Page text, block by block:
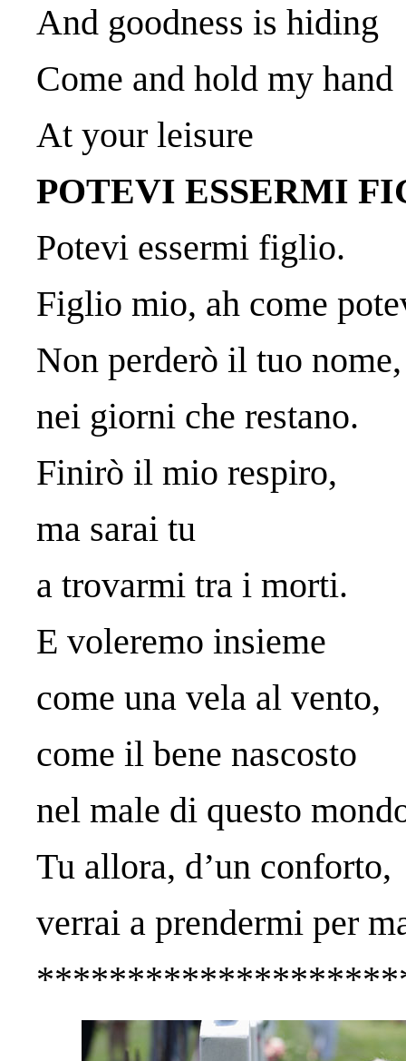
And goodness is hiding
Come and hold my hand
At your leisure
POTEVI ESSERMI
Potevi essermi figlio.
Figlio mio, ah come
Non perderò il tuo nome,
nei giorni che restano.
Finirò il mio respiro,
ma sarai tu
a trovarmi tra i morti.
E voleremo insieme
come una vela al vento,
come il bene nascosto
nel male di questo
Tu allora, d’un conforto,
verrai a prendermi per